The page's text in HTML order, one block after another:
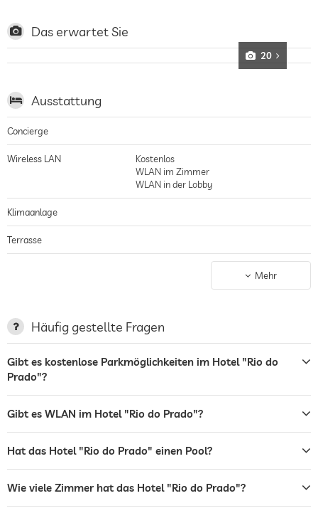
ausgewählten Bio-Produkten, unter anderem aus dem eigenen Anbau
Das erwartet Sie
20
Ausstattung
Concierge
Wireless LAN
Kostenlos
WLAN im Zimmer
WLAN in der Lobby
Klimaanlage
Terrasse
Sonnenliegen
Café
Zimmerservice
Flughafen Shuttle
Mehr
Häufig gestellte Fragen
Gibt es kostenlose Parkmöglichkeiten im Hotel "Rio do
Prado"?
Gibt es WLAN im Hotel "Rio do Prado"?
Hat das Hotel "Rio do Prado" einen Pool?
Wie viele Zimmer hat das Hotel "Rio do Prado"?